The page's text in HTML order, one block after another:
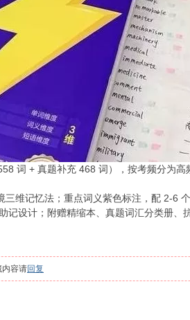
词 + 真题补充 468 词），按考频分为
三维记忆法；重点词义紫色标注，配 2-6
记设计；附赠精缩本、真题词汇分类册
内容请回复